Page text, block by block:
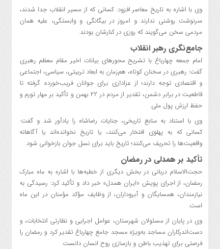
وی با اشاره به تاریخ معاصر افزود: کسانی که از مسیر انقلاب جدا شدند،
سرنوشت روشنی ندارند و امروز در بیگانگی و وابستگی، علیه همان
مردمی سخن می‌گویند که روزی در کنارشان بودند.
جامع‌نگری رهبر انقلاب
امام جمعه چهارباغ با تشریح محورهای بیانات اخیر مقام معظم رهبری
گفت: رهبری در سخنان کوتاه، هم‌زمان به ابعاد تربیتی، سیاسی، اجتماعی
و اقتصادی توجه دارند؛ از عزاداری برای جوانان فریب‌خورده گرفته تا
قاطعیت در برابر دشمن، تقدیر از مردم در ۲۲ بهمن و تأکید بر مهار تورم و
حفظ ارزش پول ملی.
وی با استناد به منابع تاریخی، جنایات رضاشاه را یادآور شد و گفت:
کسانی که به پهلوی افتخار می‌کنند، یا تاریخ نخوانده‌اند یا آگاهانه
واقعیت‌ها را تحریف می‌کنند؛ تاریخ باید برای نسل جوان بازخوانی شود.
تأکید بر همدلی در رمضان
حجت‌الاسلام دربانی در بخش دیگری از خطبه‌ها با اشاره به ماه مبارک
رمضان، از اجرای پویش «ایران همدل» خبر داد و تأکید کرد: رسیدگی به
نیازمندان، همسایگان و آبروداران، از وظایف مؤکد مؤمنان در این ماه
است.
وی در پایان از مسئولان شهرستان، عوامل اجرایی و نظارتی انتخابات، و
دست‌اندرکاران مساجد به‌ویژه مسجد جامع چهارباغ تقدیر کرد و رمضان را
فرصتی برای تهذیب باطن و بازسازی روح انسان دانست.